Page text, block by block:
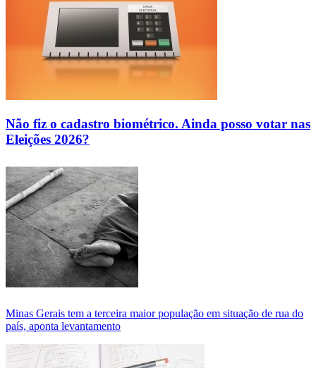
Não fiz o cadastro biométrico. Ainda posso votar nas
Eleições 2026?
Minas Gerais tem a terceira maior população em situação de rua do
país, aponta levantamento